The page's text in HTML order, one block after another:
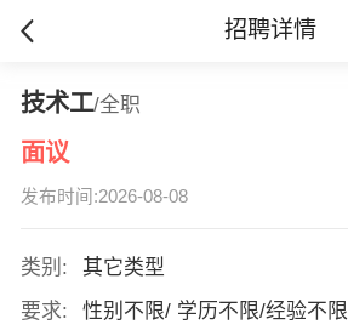
招聘详情
技术工/全职
面议
发布时间:2026-08-08
类别:
其它类型
要求:
性别不限/ 学历不限/经验不